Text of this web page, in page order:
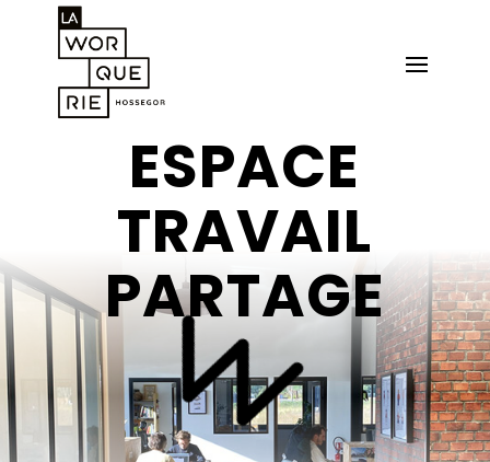
ESPACE
TRAVAIL
PARTAGE